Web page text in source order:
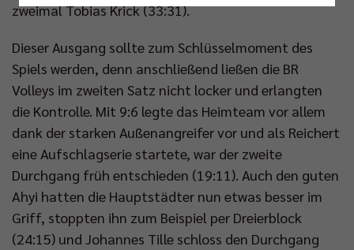
zweimal Tobias Krick (33:31).
Dieser Ausgang sollte zum Schlüsselmoment des
Spiels werden, denn anschließend ließen die BR
Volleys im zweiten Satz nicht locker und erlangten
die Kontrolle. Mit 9:6 legte das Heimteam vor allem
dank der starken Außenangreifer vor und als Reichert
eine Aufschlagserie startete, war der zweite
Durchgang früh entschieden (19:11). Auch den guten
Ahyi hatten die Hauptstädter nun etwas besser im
Griff, stoppten ihn zum Beispiel per Dreierblock
(24:15) und Johannes Tille schloss den Durchgang
Nur essenzielle Cookies akzeptieren
Impressum | Datenschutzerklärung